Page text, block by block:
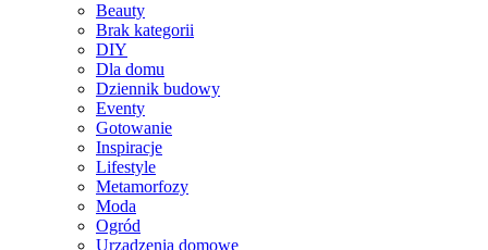
Beauty
Brak kategorii
DIY
Dla domu
Dziennik budowy
Eventy
Gotowanie
Inspiracje
Lifestyle
Metamorfozy
Moda
Ogród
Urządzenia domowe